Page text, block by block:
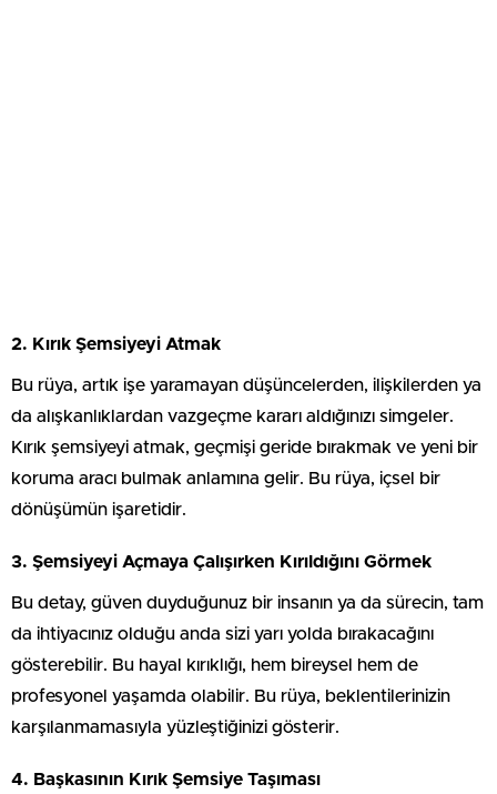
2. Kırık Şemsiyeyi Atmak
Bu rüya, artık işe yaramayan düşüncelerden, ilişkilerden ya
da alışkanlıklardan vazgeçme kararı aldığınızı simgeler.
Kırık şemsiyeyi atmak, geçmişi geride bırakmak ve yeni bir
koruma aracı bulmak anlamına gelir. Bu rüya, içsel bir
dönüşümün işaretidir.
3. Şemsiyeyi Açmaya Çalışırken Kırıldığını Görmek
Bu detay, güven duyduğunuz bir insanın ya da sürecin, tam
da ihtiyacınız olduğu anda sizi yarı yolda bırakacağını
gösterebilir. Bu hayal kırıklığı, hem bireysel hem de
profesyonel yaşamda olabilir. Bu rüya, beklentilerinizin
karşılanmamasıyla yüzleştiğinizi gösterir.
4. Başkasının Kırık Şemsiye Taşıması